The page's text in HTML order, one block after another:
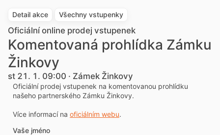
Detail akce Všechny vstupenky
Oficiální online prodej vstupenek
Komentovaná prohlídka Zámku
Žinkovy
st 21. 1. 09:00 · Zámek Žinkovy
Oficiální prodej vstupenek na komentovanou prohlídku
našeho partnerského Zámku Žinkovy.
Více informací na oficiálním webu.
Vaše jméno